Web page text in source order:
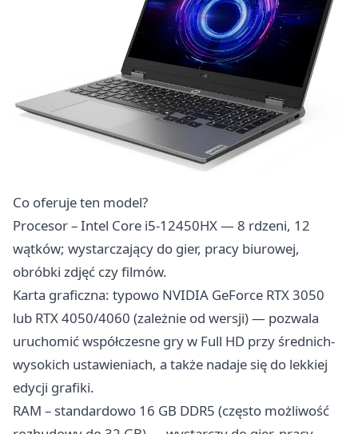
Co oferuje ten model?
Procesor – Intel Core i5-12450HX — 8 rdzeni, 12
wątków; wystarczający do gier, pracy biurowej,
obróbki zdjęć czy filmów.
Karta graficzna: typowo NVIDIA GeForce RTX 3050
lub RTX 4050/4060 (zależnie od wersji) — pozwala
uruchomić współczesne gry w Full HD przy średnich-
wysokich ustawieniach, a także nadaje się do lekkiej
edycji grafiki.
RAM – standardowo 16 GB DDR5 (często możliwość